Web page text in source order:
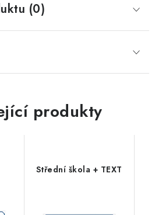
(0)
produkty
Střední škola + TEXT